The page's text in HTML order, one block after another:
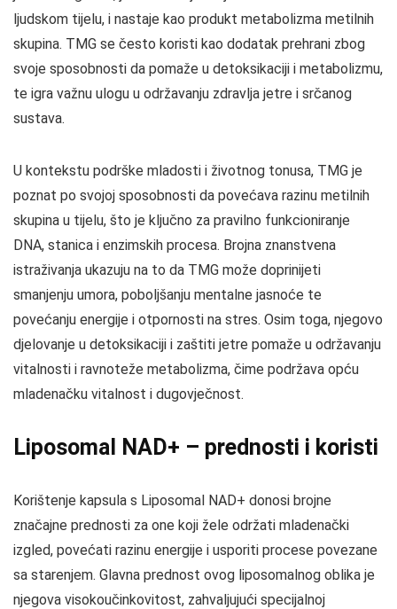
ljudskom tijelu, i nastaje kao produkt metabolizma metilnih
skupina. TMG se često koristi kao dodatak prehrani zbog
svoje sposobnosti da pomaže u detoksikaciji i metabolizmu,
te igra važnu ulogu u održavanju zdravlja jetre i srčanog
sustava.
U kontekstu podrške mladosti i životnog tonusa, TMG je
poznat po svojoj sposobnosti da povećava razinu metilnih
skupina u tijelu, što je ključno za pravilno funkcioniranje
DNA, stanica i enzimskih procesa. Brojna znanstvena
istraživanja ukazuju na to da TMG može doprinijeti
smanjenju umora, poboljšanju mentalne jasnoće te
povećanju energije i otpornosti na stres. Osim toga, njegovo
djelovanje u detoksikaciji i zaštiti jetre pomaže u održavanju
vitalnosti i ravnoteže metabolizma, čime podržava opću
mladenačku vitalnost i dugovječnost.
Liposomal NAD+ – prednosti i koristi
Korištenje kapsula s Liposomal NAD+ donosi brojne
značajne prednosti za one koji žele održati mladenački
izgled, povećati razinu energije i usporiti procese povezane
sa starenjem. Glavna prednost ovog liposomalnog oblika je
njegova visokoučinkovitost, zahvaljujući specijalnoj